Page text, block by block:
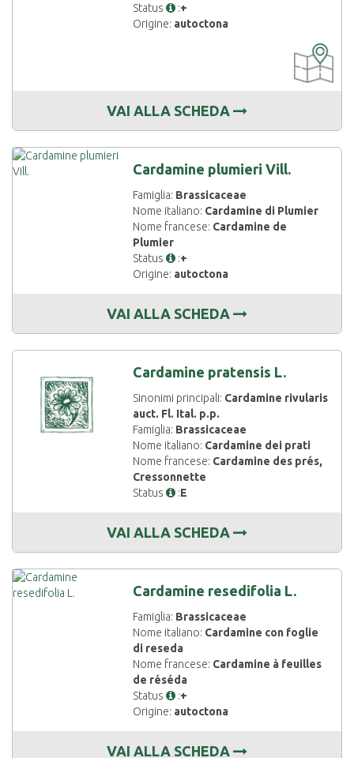
Status
:+
Origine: autoctona
DISPONIBILE
VAI ALLA SCHEDA
Cardamine plumieri Vill.
Famiglia: Brassicaceae
Nome italiano: Cardamine di Plumier
Nome francese: Cardamine de
Plumier
Status
:+
Origine: autoctona
VAI ALLA SCHEDA
Cardamine pratensis L.
Sinonimi principali: Cardamine rivularis
auct. Fl. Ital. p.p.
Famiglia: Brassicaceae
Nome italiano: Cardamine dei prati
Nome francese: Cardamine des prés,
Cressonnette
Status
:E
VAI ALLA SCHEDA
Cardamine resedifolia L.
Famiglia: Brassicaceae
Nome italiano: Cardamine con foglie
di reseda
Nome francese: Cardamine à feuilles
de réséda
Status
:+
Origine: autoctona
VAI ALLA SCHEDA